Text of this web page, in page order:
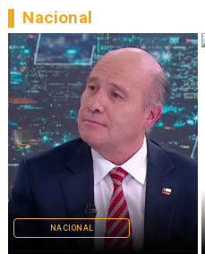
NACIONAL
Nacional